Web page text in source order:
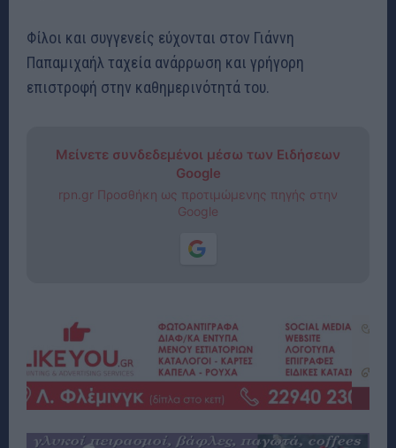
Φίλοι και συγγενείς εύχονται στον Γιάννη
Παπαμιχαήλ ταχεία ανάρρωση και γρήγορη
επιστροφή στην καθημερινότητά του.
Μείνετε συνδεδεμένοι μέσω των Ειδήσεων
Google
rpn.gr Προσθήκη ως προτιμώμενης πηγής στην
Google